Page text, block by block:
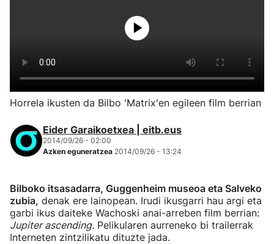
Horrela ikusten da Bilbo 'Matrix'en egileen film berrian
Eider Garaikoetxea | eitb.eus
2014/09/26 - 02:00
Azken eguneratzea 2014/09/26 - 13:24
Bilboko itsasadarra, Guggenheim museoa eta Salveko
zubia, denak ere lainopean. Irudi ikusgarri hau argi eta
garbi ikus daiteke Wachoski anai-arreben film berrian:
Jupiter ascending. Pelikularen aurreneko bi trailerrak
Interneten zintzilikatu dituzte jada.